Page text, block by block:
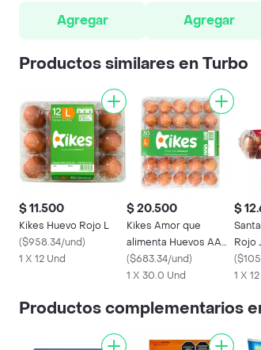
Agregar
Agregar
Productos similares en Turbo
$ 11.500
Kikes Huevo Rojo L
($958.34/und)
1 X 12 Und
$ 20.500
Kikes Amor que
alimenta Huevos AA
Rojos L
($683.34/und)
1 X 30.0 Und
$
Rojo
(
1 X
Productos complementarios